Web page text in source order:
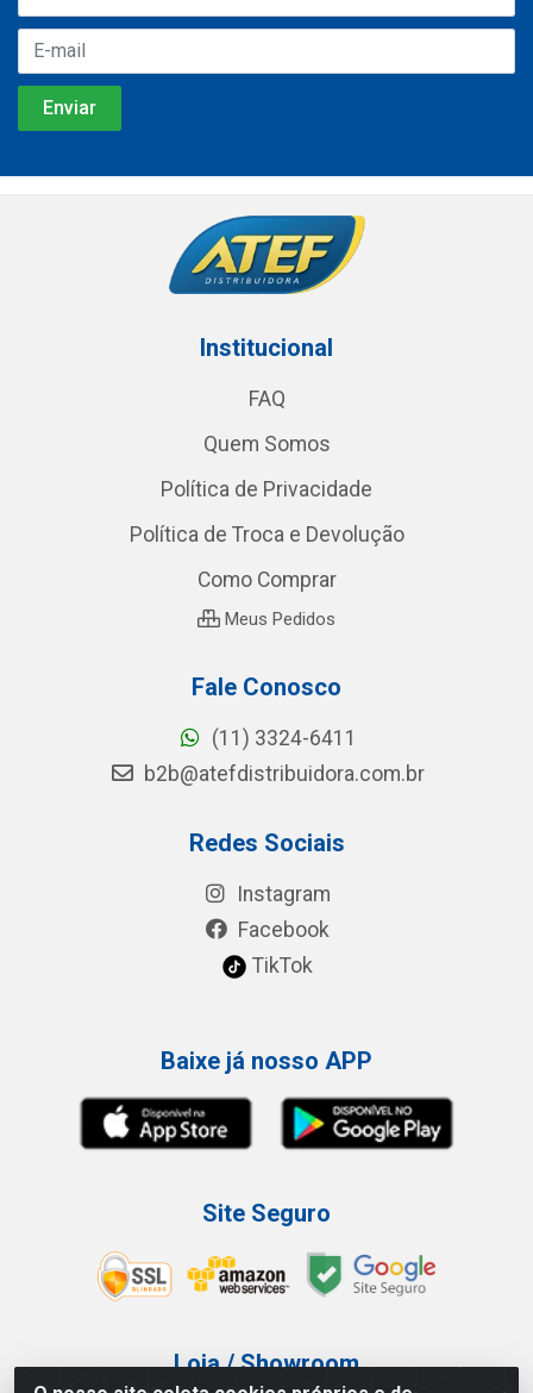
Institucional
FAQ
Quem Somos
Política de Privacidade
Política de Troca e Devolução
Como Comprar
Meus Pedidos
Fale Conosco
(11) 3324-6411
b2b@atefdistribuidora.com.br
Redes Sociais
Instagram
Facebook
TikTok
Baixe já nosso APP
Site Seguro
Loja / Showroom